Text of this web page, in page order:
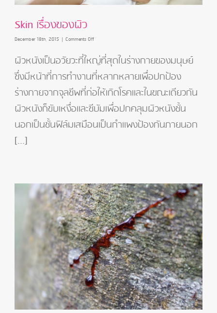
Skin เรื่องของผิว
December 18th, 2015 | Comments Offon
เรื่อง
ของ
ผิว
ผิวหนังเป็นอวัยวะที่ใหญ่ที่สุดในร่างกายของมนุษย์
ซึ่งมีหน้าที่การทำงานที่หลากหลายเพื่อปกป้อง
ร่างกายจากจุลชีพที่ก่อให้เกิดโรคและในขณะเดียวกัน
ผิวหนังก็ขับเหงื่อและซีบัมเพื่อปกคลุมผิวหนังชั้น
นอกเป็นชั้นฟิล์มเสมือนเป็นกำแพงป้องกันภายนอก
[...]